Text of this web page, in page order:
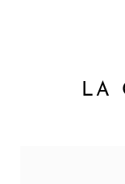
LA